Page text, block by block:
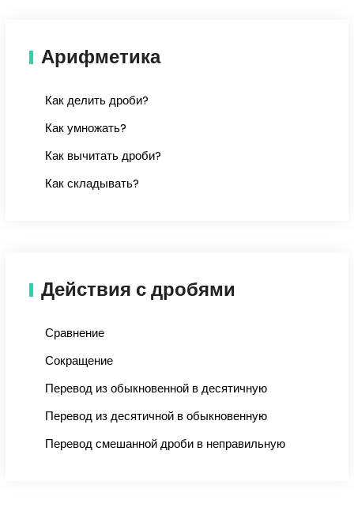
Арифметика
Как делить дроби?
Как умножать?
Как вычитать дроби?
Как складывать?
Действия с дробями
Сравнение
Сокращение
Перевод из обыкновенной в десятичную
Перевод из десятичной в обыкновенную
Перевод смешанной дроби в неправильную